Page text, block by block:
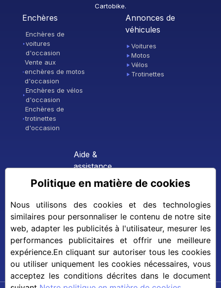
Cartobike.
Enchères
Enchères de
voitures
d'occasion
Vente aux
enchères de motos
d'occasion
Enchères de vélos
d'occasion
Enchères de
trotinettes
d'occasion
Annonces de
véhicules
Voitures
Motos
Vélos
Trotinettes
Aide &
assistance
Contacter
FAQ (foire aux
questions)
Devenir un
partenaire
Politique en matière de cookies
Nous utilisons des cookies et des technologies
similaires pour personnaliser le contenu de notre site
web, adapter les publicités à l'utilisateur, mesurer les
performances publicitaires et offrir une meilleure
expérience.En cliquant sur autoriser tous les cookies
ou utiliser uniquement les cookies nécessaires, vous
acceptez les conditions décrites dans le document